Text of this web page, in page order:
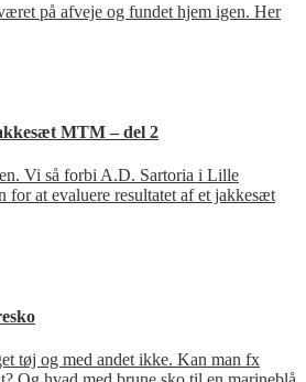
på afveje og fundet hjem igen. Her
MTM – del 2
Vi så forbi A.D. Sartoria i Lille
for at evaluere resultatet af et jakkesæt
tøj og med andet ikke. Kan man fx